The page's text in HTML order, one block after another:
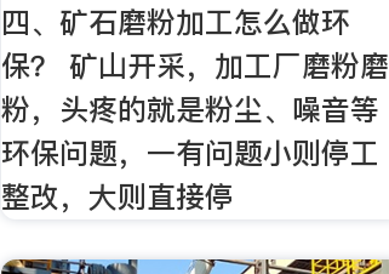
四、矿石磨粉加工怎么做环
保？ 矿山开采，加工厂磨粉磨
粉，头疼的就是粉尘、噪音等
环保问题，一有问题小则停工
整改，大则直接停